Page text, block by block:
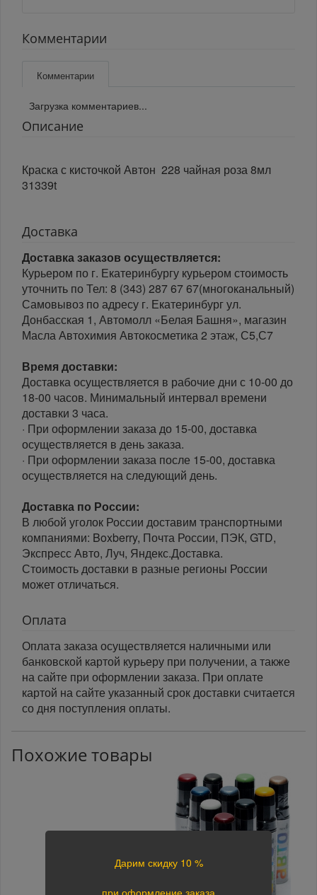
Комментарии
Комментарии
Загрузка комментариев...
Описание
Краска с кисточкой Автон 228 чайная роза 8мл
31339t
Доставка
Доставка заказов осуществляется:
Курьером по г. Екатеринбургу курьером стоимость
уточнить по Тел: 8 (343) 287 67 67(многоканальный)
Самовывоз по адресу г. Екатеринбург ул.
Донбасская 1, Автомолл «Белая Башня», магазин
Масла Автохимия Автокосметика 2 этаж, С5,С7
Время доставки:
Доставка осуществляется в рабочие дни с 10-00 до
18-00 часов. Минимальный интервал времени
доставки 3 часа.
· При оформлении заказа до 15-00, доставка
осуществляется в день заказа.
· При оформлении заказа после 15-00, доставка
осуществляется на следующий день.
Доставка по России:
В любой уголок России доставим транспортными
компаниями: Boxberry, Почта России, ПЭК, GTD,
Экспресс Авто, Луч, Яндекс.Доставка.
Стоимость доставки в разные регионы России
может отличаться.
Оплата
Оплата заказа осуществляется наличными или
банковской картой курьеру при получении, а также
на сайте при оформлении заказа. При оплате
картой на сайте указанный срок доставки считается
со дня поступления оплаты.
Похожие товары
Дарим скидку 10 %
при оформление заказа